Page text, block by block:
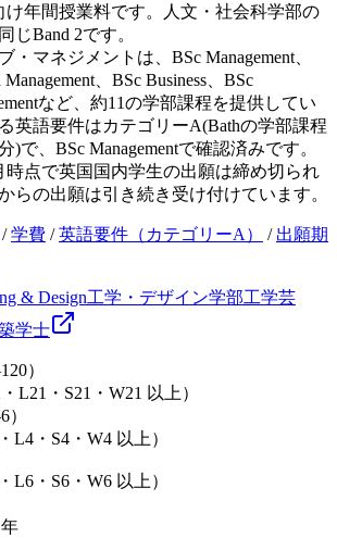
け年間授業料です。人文・社会科学部の
じBand 2です。
・マネジメントは、BSc Management、
、BSc Business、BSc
など、約11の学部課程を提供してい
英語要件はカテゴリーA(Bathの学部課程
)で、BSc Managementで確認済みです。
時点で英国国内学生の出願は締め切られ
らの出願は引き続き受け付けています。
/学費 /英語要件（カテゴリーA） / 出願期
& Design工学・デザイン学部工学芸
学士
）
L21・S21・W21 以上）
L4・S4・W4 以上）
L6・S6・W6 以上）